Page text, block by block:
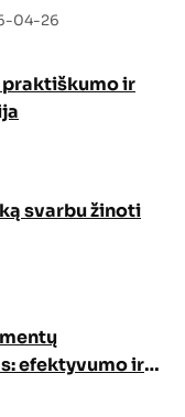
Odoo CRM ir
04-26
ir
svarbu žinoti
efektyvumo ir